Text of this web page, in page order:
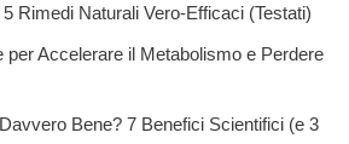
Rimedi Naturali Vero-Efficaci (Testati)
per Accelerare il Metabolismo e Perdere
Bene? 7 Benefici Scientifici (e 3